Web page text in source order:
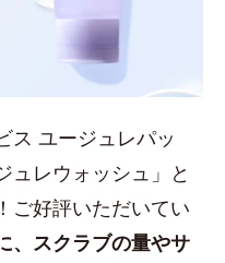
ス ユージュレパッ
ュレウォッシュ」と
ご好評いただいてい
、スクラブの量やサ